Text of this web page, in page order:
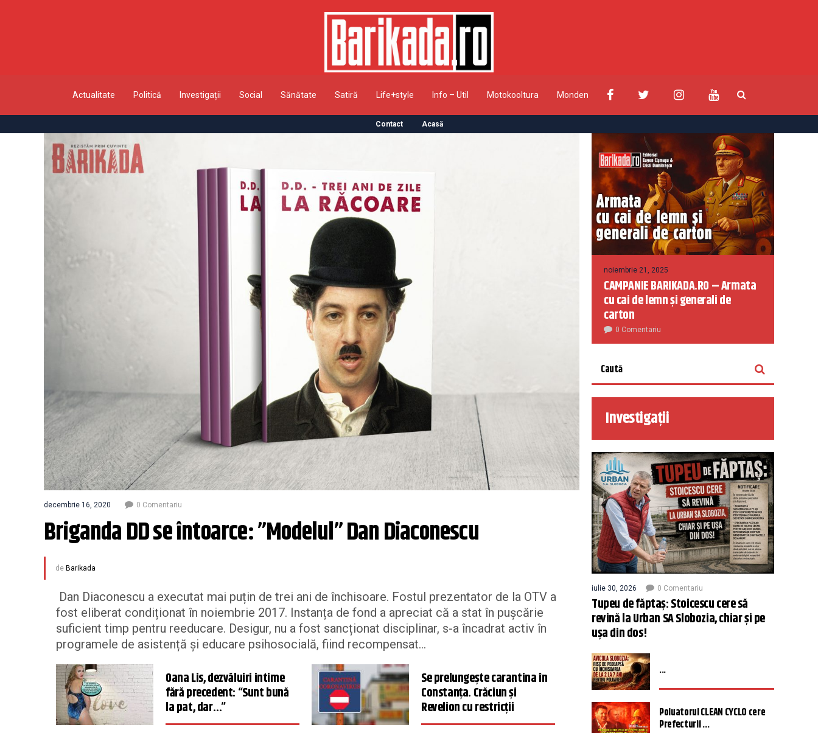
Actualitate Politică Investigații Social Sănătate Satiră Life+style Info – Util Motokooltura Monden
Contact Acasă
decembrie 16, 2020 0 Comentariu
Briganda DD se întoarce: ”Modelul” Dan Diaconescu
de Barikada
Dan Diaconescu a executat mai puțin de trei ani de închisoare. Fostul prezentator de la OTV a
fost eliberat condiționat în noiembrie 2017. Instanța de fond a apreciat că a stat în pușcărie
suficient timp pentru reeducare. Desigur, nu a fost sancționat disciplinar, s-a încadrat activ în
programele de asistență și educare psihosocială, fiind recompensat...
Oana Lis, dezvăluiri intime
fără precedent: “Sunt bună
la pat, dar…”
Se prelungește carantina în
Constanța. Crăciun și
Revelion cu restricții
noiembrie 21, 2025
CAMPANIE BARIKADA.RO – Armata
cu cai de lemn și generali de
carton
0 Comentariu
Investigații
iulie 30, 2026 0 Comentariu
Tupeu de făptaș: Stoicescu cere să
revină la Urban SA Slobozia, chiar și pe
ușa din dos!
...
Poluatorul CLEAN CYCLO cere
Prefecturii ...